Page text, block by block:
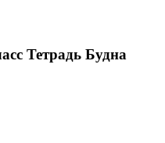
Тетрадь Будна